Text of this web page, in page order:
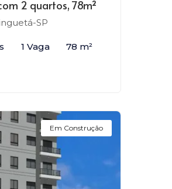
2 quartos, 78m²
SP
1 Vaga 78 m²
Em Construção